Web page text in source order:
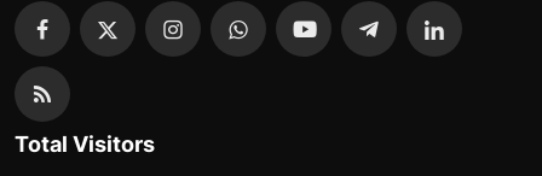
Total Visitors